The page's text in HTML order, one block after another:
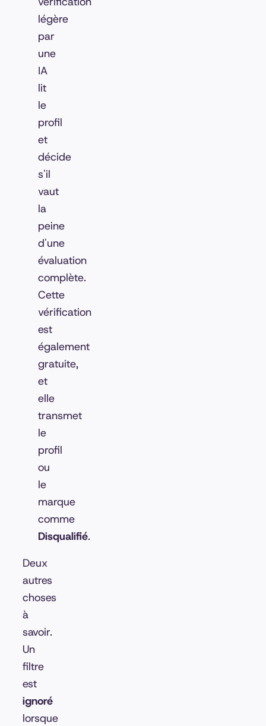
légère
par
une
IA
lit
le
profil
et
décide
s'il
vaut
la
peine
d'une
évaluation
complète.
Cette
vérification
est
également
gratuite,
et
elle
transmet
le
profil
ou
le
marque
comme
Disqualifié.
Deux
autres
choses
à
savoir.
Un
filtre
est
ignoré
lorsque